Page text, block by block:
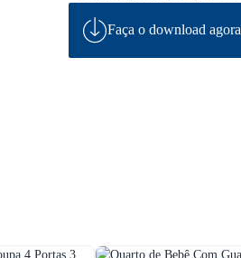
Faça o download agora